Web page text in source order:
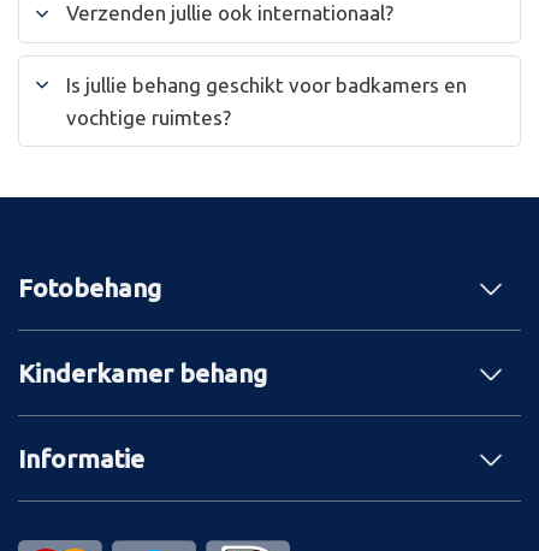
Verzenden jullie ook internationaal?
Is jullie behang geschikt voor badkamers en
vochtige ruimtes?
Fotobehang
Kinderkamer behang
Informatie